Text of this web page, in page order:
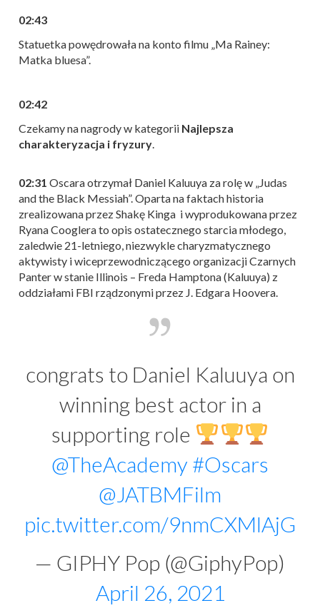
02:43
Statuetka powędrowała na konto filmu „Ma Rainey:
Matka bluesa”.
02:42
Czekamy na nagrody w kategorii Najlepsza
charakteryzacja i fryzury
02:31 Oscara otrzymał Daniel Kaluuya za rolę w „Judas
and the Black Messiah”. Oparta na faktach historia
zrealizowana przez Shakę Kinga i wyprodukowana przez
Ryana Cooglera to opis ostatecznego starcia młodego,
zaledwie 21-letniego, niezwykle charyzmatycznego
aktywisty i wiceprzewodniczącego organizacji Czarnych
Panter w stanie Illinois – Freda Hamptona (Kaluuya) z
oddziałami FBI rządzonymi przez J. Edgara Hoovera.
congrats to Daniel Kaluuya on
winning best actor in a
supporting role
@TheAcademy #Oscars
@JATBMFilm
pic.twitter.com/9nmCXMlAjG
— GIPHY Pop (@GiphyPop)
April 26, 2021